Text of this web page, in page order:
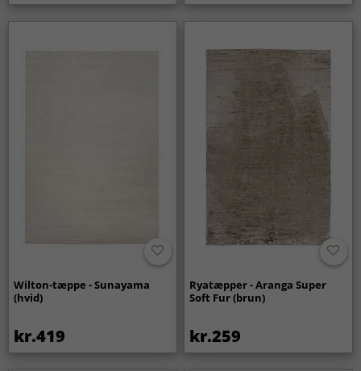
Wilton-tæppe - Sunayama
(hvid)
kr.419
Ryatæpper - Aranga Super
Soft Fur (brun)
kr.259